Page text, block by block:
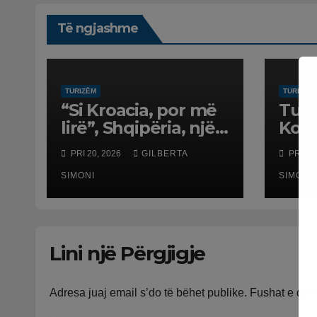
Të ngjashme
TURIZËM
“Si Kroacia, por më
lirë”, Shqipëria, një
nga destinacionet
trend të pushimeve
për vitin 2026
PRI 20, 2026 GILBERTA
SIMONI
TURIZËM
PRI 7,
SIMONI
Lini një Përgjigje
Adresa juaj email s’do të bëhet publike. Fushat e